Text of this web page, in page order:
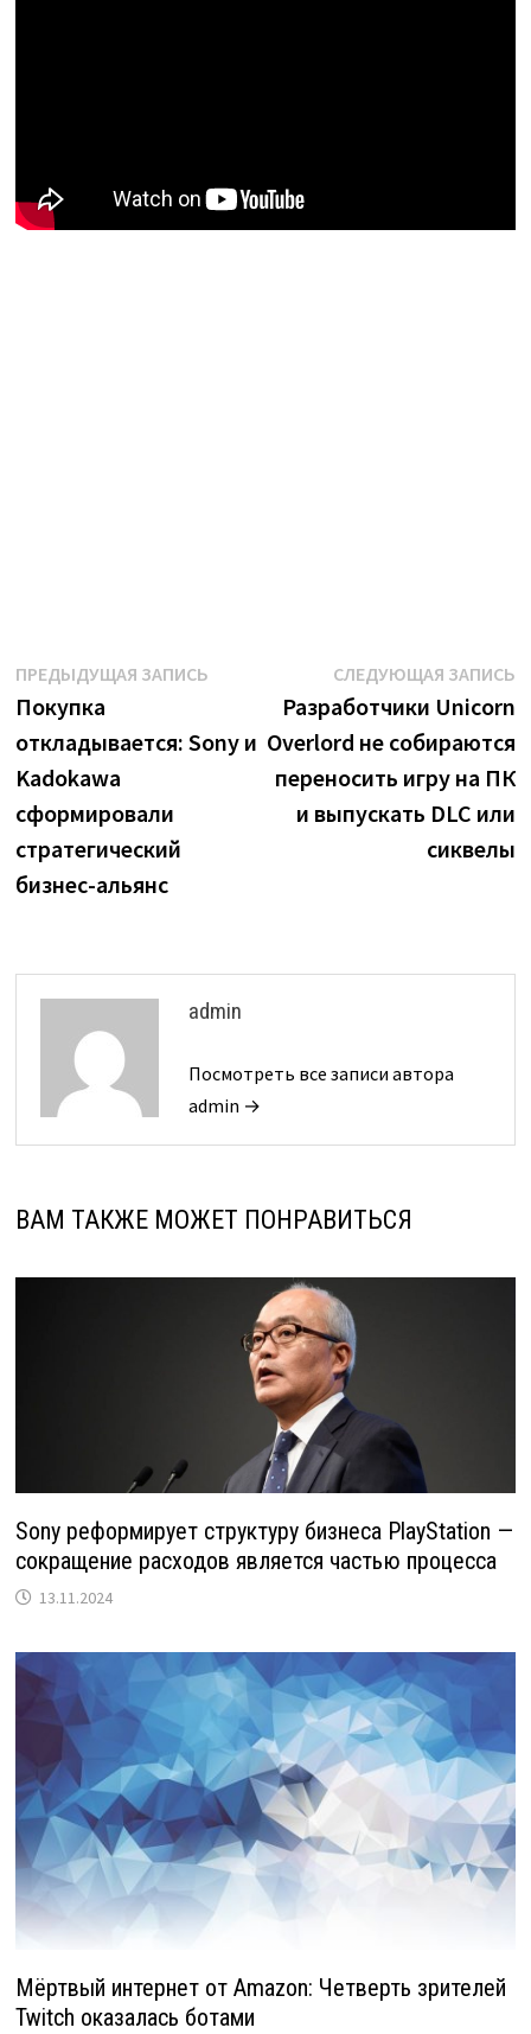
Навигация
по
записям
ПРЕДЫДУЩАЯ ЗАПИСЬПредыдущая
Покупка
откладывается: Sony и
Kadokawa
сформировали
стратегический
бизнес-альянс
СЛЕДУЮЩАЯ ЗАПИСЬ
Разработчики Unicorn
Overlord не собираются
переносить игру на ПК
и выпускать DLC или
сиквелы
admin
Посмотреть все записи автора
admin →
ВАМ ТАКЖЕ МОЖЕТ ПОНРАВИТЬСЯ
Sony реформирует структуру бизнеса PlayStation —
сокращение расходов является частью процесса
13.11.2024
Мёртвый интернет от Amazon: Четверть зрителей
Twitch оказалась ботами